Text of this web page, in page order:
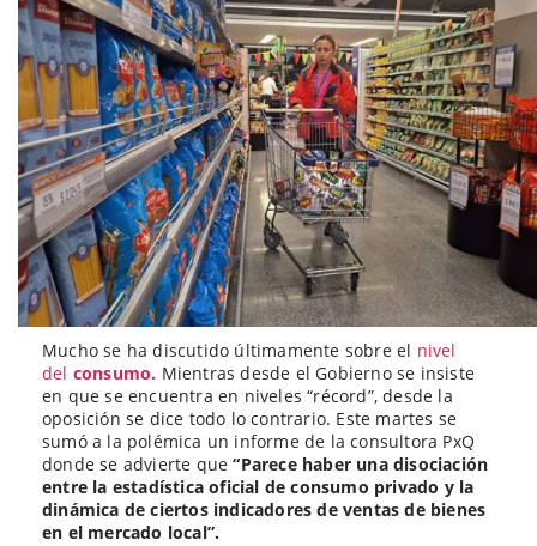
la
entrada
la
entrada
Mucho se ha discutido últimamente sobre el nivel
del consumo. Mientras desde el Gobierno se insiste
en que se encuentra en niveles “récord”, desde la
oposición se dice todo lo contrario. Este martes se
sumó a la polémica un informe de la consultora PxQ
donde se advierte que“Parece haber una disociación
entre la estadística oficial de consumo privado y la
dinámica de ciertos indicadores de ventas de bienes
en el mercado local”.